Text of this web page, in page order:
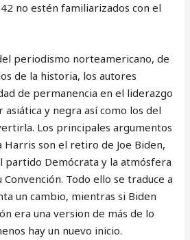
no estén familiarizados con el
periodismo norteamericano, de
de la historia, los autores
de permanencia en el liderazgo
y negra así como los del
Los principales argumentos
Harris son el retiro de Joe Biden,
partido Demócrata y la atmósfera
Todo ello se traduce a
un cambio, mientras si Biden
era una version de más de lo
hay un nuevo inicio.